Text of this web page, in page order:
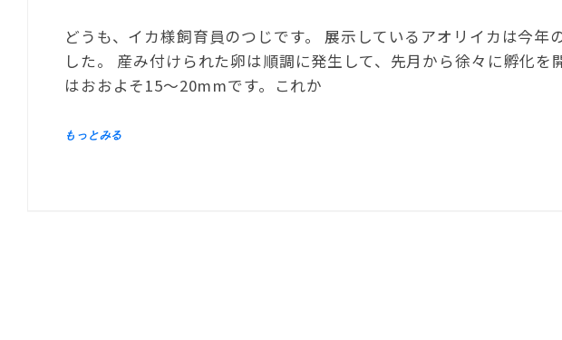
どうも、イカ様飼育員のつじです。 展示しているアオリイカは今年
した。 産み付けられた卵は順調に発生して、先月から徐々に孵化を
はおおよそ15〜20mmです。これか